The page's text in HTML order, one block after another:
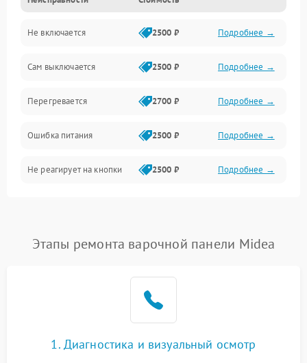
Не включается 2500 ₽ Подробнее →
Сам выключается 2500 ₽ Подробнее →
Перегревается 2700 ₽ Подробнее →
Ошибка питания 2500 ₽ Подробнее →
Не реагирует на кнопки 2500 ₽ Подробнее →
Этапы ремонта варочной панели Midea
1. Диагностика и визуальный осмотр